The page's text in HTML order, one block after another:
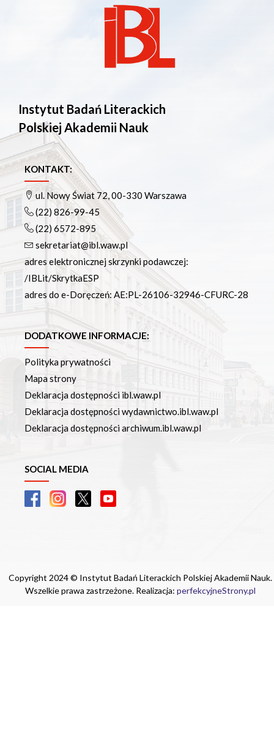
Instytut Badań Literackich
Polskiej Akademii Nauk
KONTAKT:
ul. Nowy Świat 72, 00-330 Warszawa
(22) 826-99-45
(22) 6572-895
sekretariat@ibl.waw.pl
adres elektronicznej skrzynki podawczej:
/IBLit/SkrytkaESP
adres do e-Doręczeń: AE:PL-26106-32946-CFURC-28
DODATKOWE INFORMACJE:
Polityka prywatności
Mapa strony
Deklaracja dostępności ibl.waw.pl
Deklaracja dostępności wydawnictwo.ibl.waw.pl
Deklaracja dostępności archiwum.ibl.waw.pl
SOCIAL MEDIA
Copyright 2024 © Instytut Badań Literackich Polskiej Akademii Nauk.
Wszelkie prawa zastrzeżone. Realizacja: perfekcyjneStrony.pl